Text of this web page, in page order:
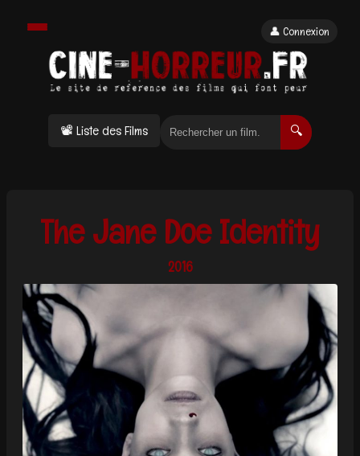
📽 Liste des Films 🔍
👤 Connexion
The Jane Doe Identity
2016